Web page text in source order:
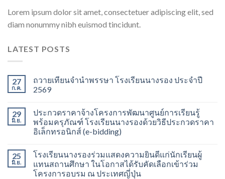
Lorem ipsum dolor sit amet, consectetuer adipiscing elit, sed
diam nonummy nibh euismod tincidunt.
LATEST POSTS
27
ก.ค.
ถวายเทียนจำนำพรรษา โรงเรียนนางรอง ประจำปี
2569
29
มิ.ย.
ประกวดราคาจ้างโครงการพัฒนาศูนย์การเรียนรู้
พร้อมครุภัณฑ์ โรงเรียนนางรองด้วยวิธีประกวดราคา
อิเล็กทรอนิกส์ (e-bidding)
25
มิ.ย.
โรงเรียนนางรองร่วมแสดงความยินดีแก่นักเรียนผู้
แทนสถานศึกษา ในโอกาสได้รับคัดเลือกเข้าร่วม
โครงการอบรม ณ ประเทศญี่ปุ่น